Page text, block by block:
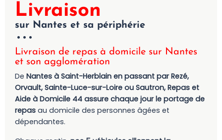
Livraison
sur Nantes et sa périphérie
Livraison de repas à domicile sur Nantes
et son agglomération
De Nantes à Saint-Herblain en passant par Rezé,
Orvault, Sainte-Luce-sur-Loire ou Sautron, Repas et
Aide à Domicile 44 assure chaque jour le portage de
repas au domicile des personnes âgées et
dépendantes.